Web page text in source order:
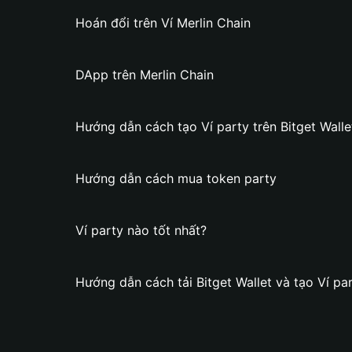
Hoán đổi trên Ví Merlin Chain
DApp trên Merlin Chain
Hướng dẫn cách tạo Ví party trên Bitget
Hướng dẫn cách mua token party
Ví party nào tốt nhất?
Hướng dẫn cách tải Bitget Wallet và tạo Ví